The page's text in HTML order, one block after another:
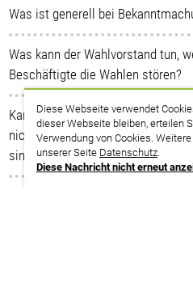
Diese Webseite verwendet
dieser Webseite bleiben, erteilen
Verwendung von Cookies.
unserer Seite Datenschutz.
Diese Nachricht nicht erneut
Was ist generell bei
Was kann der Wahlvorstand tun,
Beschäftigte die Wahlen stören?
Kann es ein Anfechtungsgrund
nicht entsprechend ihrem Anteil
sind?